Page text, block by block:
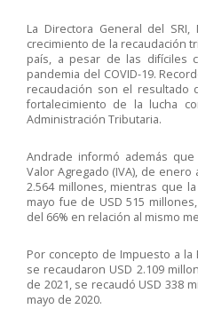
La Directora General del
crecimiento de la recaudación
país, a pesar de las difíciles
pandemia del COVID-19.
recaudación son el
fortalecimiento de la lucha
Administración Tributaria.
Andrade informó además
Valor Agregado (IVA), de enero
2.564 millones, mientras que
mayo fue de USD 515
del 66% en relación al mismo
Por concepto de Impuesto a la
se recaudaron USD 2.109
de 2021, se recaudó USD 338
mayo de 2020.